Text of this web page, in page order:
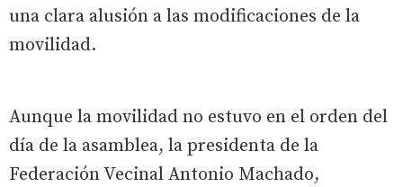
una clara alusión a las modificaciones de la
movilidad.
Aunque la movilidad no estuvo en el orden del
día de la asamblea, la presidenta de la
Federación Vecinal Antonio Machado,